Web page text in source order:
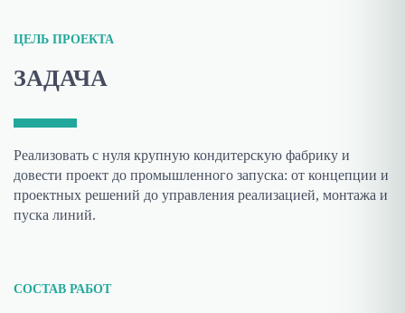
ЦЕЛЬ ПРОЕКТА
ЗАДАЧА
Реализовать с нуля крупную кондитерскую фабрику и
довести проект до промышленного запуска: от концепции и
проектных решений до управления реализацией, монтажа и
пуска линий.
СОСТАВ РАБОТ